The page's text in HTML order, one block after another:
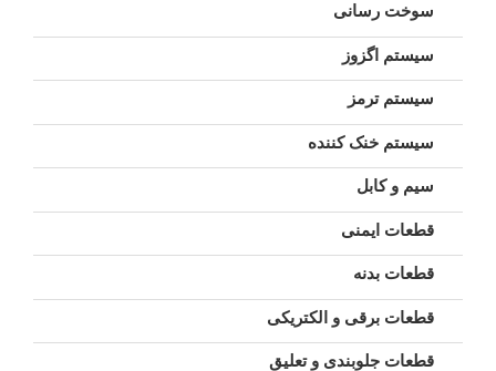
سوخت رسانی
سیستم اگزوز
سیستم ترمز
سیستم خنک کننده
سیم و کابل
قطعات ایمنی
قطعات بدنه
قطعات برقی و الکتریکی
قطعات جلوبندی و تعلیق